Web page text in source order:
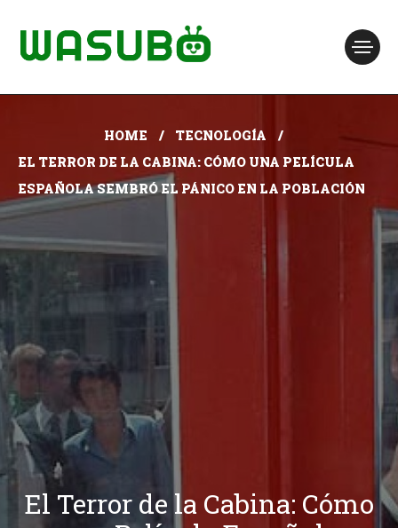
HOME
TECNOLOGÍA
EL TERROR DE LA CABINA: CÓMO UNA PELÍCULA
ESPAÑOLA SEMBRÓ EL PÁNICO EN LA POBLACIÓN
El Terror de la Cabina: Cómo